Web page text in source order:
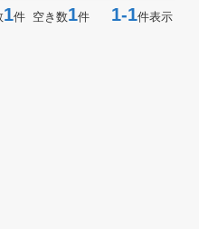
1件 空き数1件 1-1件表示